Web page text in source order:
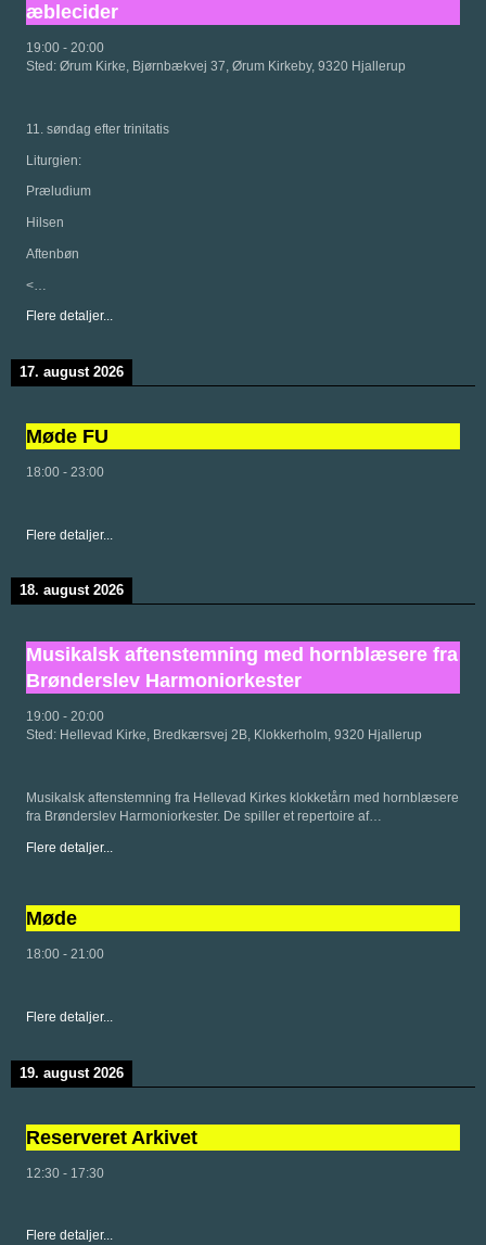
æblecider
19:00 - 20:00
Sted: Ørum Kirke, Bjørnbækvej 37, Ørum Kirkeby, 9320 Hjallerup
11. søndag efter trinitatis
Liturgien:
Præludium
Hilsen
Aftenbøn
<…
Flere detaljer...
17. august 2026
Møde FU
18:00 - 23:00
Flere detaljer...
18. august 2026
Musikalsk aftenstemning med hornblæsere fra
Brønderslev Harmoniorkester
19:00 - 20:00
Sted: Hellevad Kirke, Bredkærsvej 2B, Klokkerholm, 9320 Hjallerup
Musikalsk aftenstemning fra Hellevad Kirkes klokketårn med hornblæsere
fra Brønderslev Harmoniorkester. De spiller et repertoire af…
Flere detaljer...
Møde
18:00 - 21:00
Flere detaljer...
19. august 2026
Reserveret Arkivet
12:30 - 17:30
Flere detaljer...